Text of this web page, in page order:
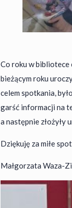
Co roku w bibliotece
bieżącym roku
celem spotkania,
garść informacji na
a następnie złożyły
Dziękuję za miłe
Małgorzata Waza-